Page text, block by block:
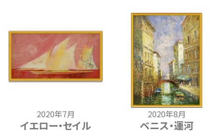
2020年7月
イエロー・セイル
2020年8月
ベニス・運河